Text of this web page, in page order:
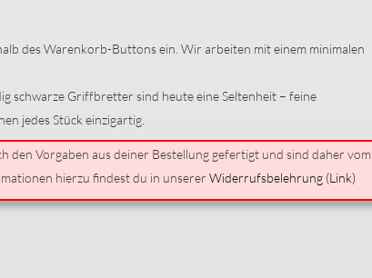
des Warenkorb-Buttons ein. Wir arbeiten mit einem minimalen
schwarze Griffbretter sind heute eine Seltenheit – feine
jedes Stück einzigartig.
den Vorgaben aus deiner Bestellung gefertigt und sind daher vom
hierzu findest du in unserer Widerrufsbelehrung (Link)